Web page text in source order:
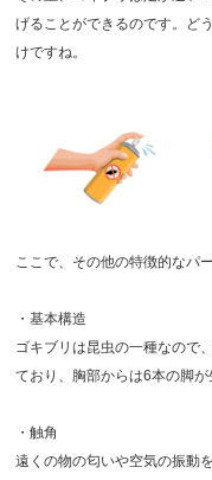
げることができるのです。ど
けですね。
ここで、その他の特徴的なパ
・基本構造
ゴキブリは昆虫の一種なので
ており、胸部からは6本の脚が
・触角
遠くの物の匂いや空気の振動